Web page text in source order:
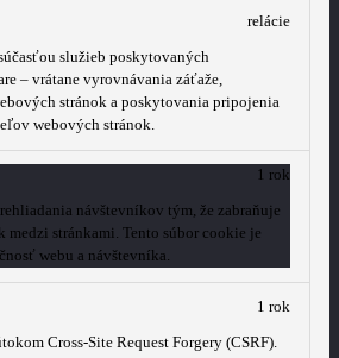
služieb poskytovaných
– vrátane vyrovnávania záťaže,
stránok a poskytovania pripojenia
webových stránok.
relácie
návštevníkov tým, že zabraňuje
medzi stránkami. Tento súbor cookie je
webu a návštevníka.
1 rok
Cross-Site Request Forgery (CSRF).
1 rok